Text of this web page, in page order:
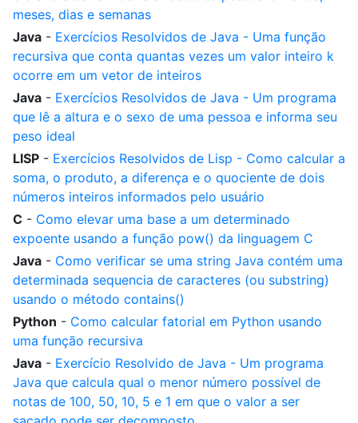
meses, dias e semanas
Java - Exercícios Resolvidos de Java - Uma função
recursiva que conta quantas vezes um valor inteiro k
ocorre em um vetor de inteiros
Java - Exercícios Resolvidos de Java - Um programa
que lê a altura e o sexo de uma pessoa e informa seu
peso ideal
LISP - Exercícios Resolvidos de Lisp - Como calcular a
soma, o produto, a diferença e o quociente de dois
números inteiros informados pelo usuário
C - Como elevar uma base a um determinado
expoente usando a função pow() da linguagem C
Java - Como verificar se uma string Java contém uma
determinada sequencia de caracteres (ou substring)
usando o método contains()
Python - Como calcular fatorial em Python usando
uma função recursiva
Java - Exercício Resolvido de Java - Um programa
Java que calcula qual o menor número possível de
notas de 100, 50, 10, 5 e 1 em que o valor a ser